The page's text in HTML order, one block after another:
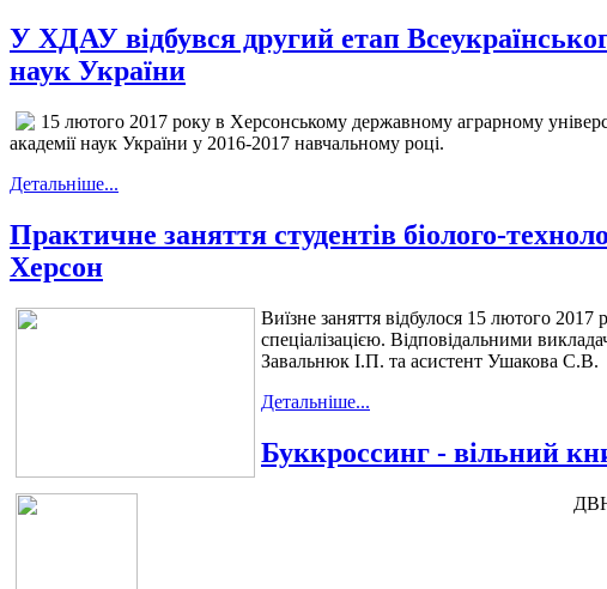
У ХДАУ відбувся другий етап
наук України
15 лютого 2017 року в Херсонському державному аграрному
академії наук України у 2016-2017 навчальному році.
Детальніше...
Практичне заняття студентів біолого-
Херсон
Виїзне заняття відбулося 15 лютого
спеціалізацією. Відповідальними
Завальнюк І.П. та асистент Ушакова С.В.
Детальніше...
Буккроссинг - вільний